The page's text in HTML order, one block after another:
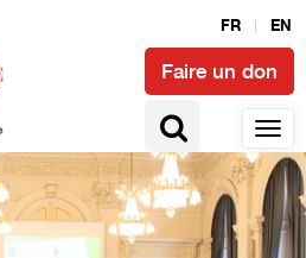
FR EN
Faire un don